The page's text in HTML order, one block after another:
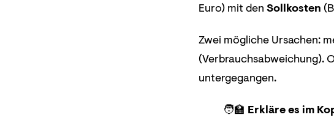
Euro) mit den Sollkosten
Zwei mögliche Ursachen:
(Verbrauchsabweichung).
untergegangen.
🧑‍🏫 Erkläre es im